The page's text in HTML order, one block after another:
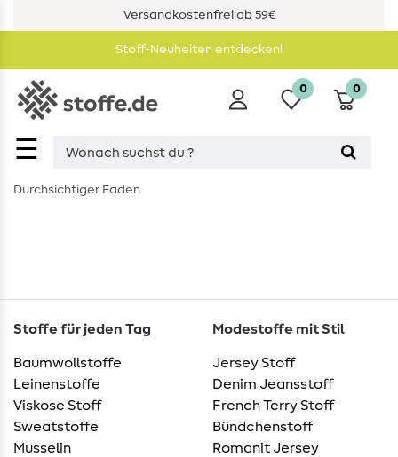
Versandkostenfrei ab 59€
Stoff-Neuheiten entdecken!
☰
0 0
Durchsichtiger Faden
Stoffe für jeden Tag
Baumwollstoffe
Leinenstoffe
Viskose Stoff
Sweatstoffe
Musselin
Modestoffe mit Stil
Jersey Stoff
Denim Jeansstoff
French Terry Stoff
Bündchenstoff
Romanit Jersey